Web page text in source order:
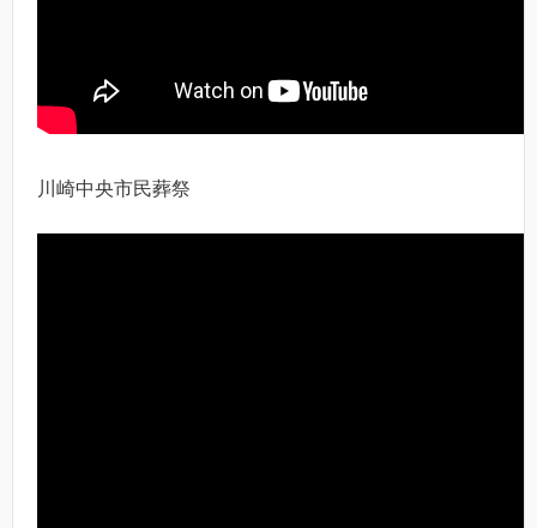
川崎中央市民葬祭